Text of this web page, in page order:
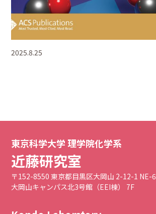
2025.8.25
東京科学大学 理学院化学系
近藤研究室
〒152-8550 東京都目黒区大岡山 2-12-1 NE-6
大岡山キャンパス北3号館（EEI棟） 7F